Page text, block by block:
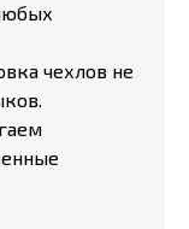
чехлов не